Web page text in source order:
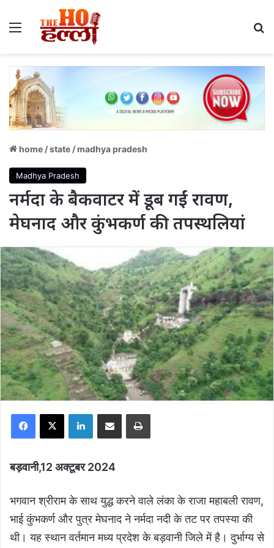
Menu
home /state /madhya pradesh
Madhya Pradesh
नर्मदा के बैकवाटर में डूब गईं रावण,
मेघनाद और कुंभकर्ण की तपस्थलियां
Facebook
X LinkedInShare via Email Print
बड़वानी,12 अक्टूबर 2024
भगवान श्रीराम के साथ युद्ध करने वाले लंका के राजा महाबली रावण,
भाई कुंभकर्ण और पुत्र मेघनाद ने नर्मदा नदी के तट पर तपस्या की
थी। यह स्थान वर्तमान मध्य प्रदेश के बड़वानी जिले में है। दुर्भाग्य से